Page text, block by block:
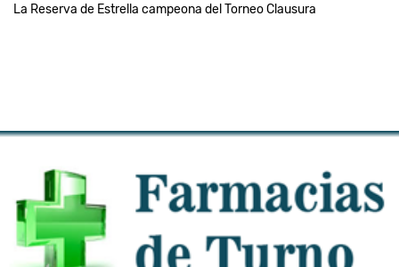
La Reserva de Estrella campeona del Torneo Clausura